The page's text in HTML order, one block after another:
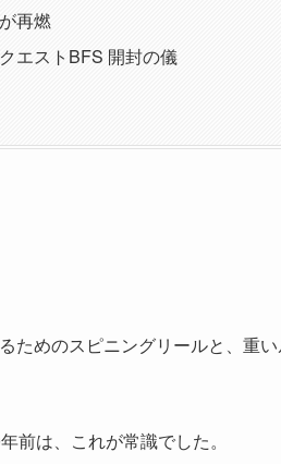
再燃
エストBFS 開封の儀
ためのスピニングリールと、重
前は、これが常識でした。